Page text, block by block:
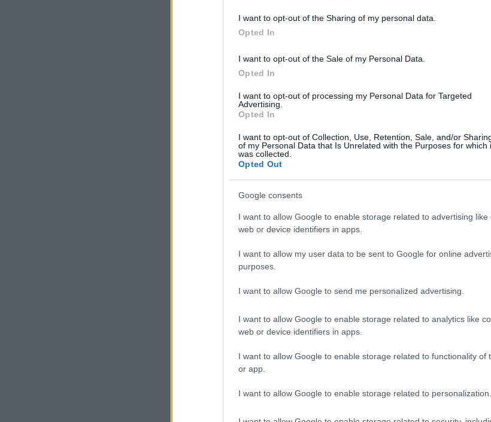
I want to opt-out of the Sharing of my personal data.
Opted In
I want to opt-out of the Sale of my Personal Data.
Opted In
I want to opt-out of processing my Personal Data for Targeted
Advertising.
Opted In
I want to opt-out of Collection, Use, Retention, Sale, and/or
of my Personal Data that Is Unrelated with the Purposes for which
was collected.
Opted Out
Google consents
I want to allow Google to enable storage related to advertising like
web or device identifiers in apps.
I want to allow my user data to be sent to Google for online
purposes.
I want to allow Google to send me personalized advertising.
I want to allow Google to enable storage related to analytics like
web or device identifiers in apps.
I want to allow Google to enable storage related to functionality of
or app.
I want to allow Google to enable storage related to personalization.